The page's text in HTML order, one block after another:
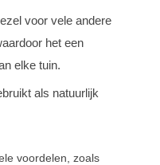
voor vele andere
het een
elke tuin.
als natuurlijk
voordelen, zoals